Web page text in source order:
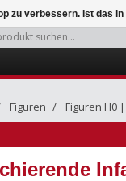
Figuren Figuren H0 |
zu verbessern. Ist das in